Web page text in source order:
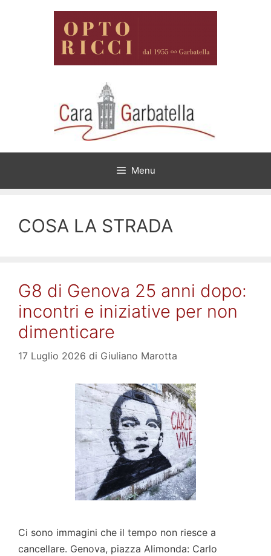
Menu
COSA LA STRADA
G8 di Genova 25 anni dopo:
incontri e iniziative per non
dimenticare
17 Luglio 2026 di Giuliano Marotta
Ci sono immagini che il tempo non riesce a
cancellare. Genova, piazza Alimonda: Carlo